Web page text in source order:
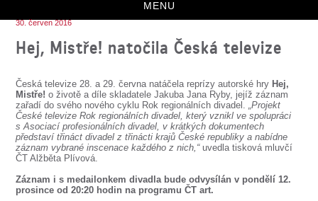
MENU
REPERTOÁR
VSTUPENKY
PŘEDPLATNÉ
KONTAKTY
30. červen 2016
Hej, Mistře! natočila Česká televize
Česká televize 28. a 29. června natáčela reprízy autorské hry Hej,
Mistře!o životě a díle skladatele Jakuba Jana Ryby, jejíž záznam
zařadí do svého nového cyklu Rok regionálních divadel.„Projekt
České televize Rok regionálních divadel, který vznikl ve spolupráci
s Asociací profesionálních divadel, v krátkých dokumentech
představí třináct divadel z třinácti krajů České republiky a nabídne
záznam vybrané inscenace každého z nich,“uvedla tisková mluvčí
ČT Alžběta Plívová.
Záznam i s medailonkem divadla bude odvysílán v pondělí 12.
prosince od 20:20 hodin na programu ČT art.